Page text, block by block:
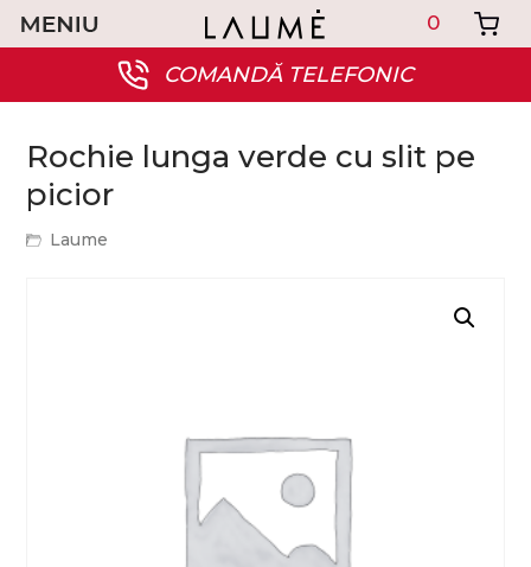
COMANDĂ TELEFONIC
0
Rochie lunga verde cu slit pe
picior
Laume